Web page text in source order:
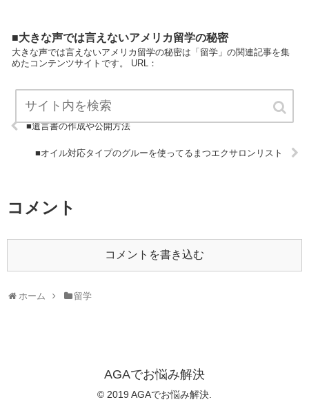
■大きな声では言えないアメリカ留学の秘密
大きな声では言えないアメリカ留学の秘密は「留学」の関連記事を集
めたコンテンツサイトです。 URL：
■遺言書の作成や公開方法
■オイル対応タイプのグルーを使ってるまつエクサロンリスト
コメント
コメントを書き込む
ホーム 留学
AGAでお悩み解決
© 2019 AGAでお悩み解決.